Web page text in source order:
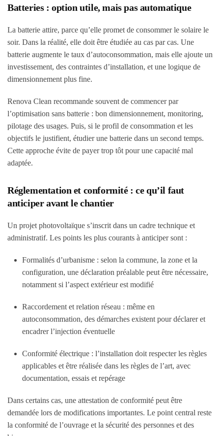
Batteries : option utile, mais pas automatique
La batterie attire, parce qu’elle promet de consommer le solaire le
soir. Dans la réalité, elle doit être étudiée au cas par cas. Une
batterie augmente le taux d’autoconsommation, mais elle ajoute un
investissement, des contraintes d’installation, et une logique de
dimensionnement plus fine.
Renova Clean recommande souvent de commencer par
l’optimisation sans batterie : bon dimensionnement, monitoring,
pilotage des usages. Puis, si le profil de consommation et les
objectifs le justifient, étudier une batterie dans un second temps.
Cette approche évite de payer trop tôt pour une capacité mal
adaptée.
Réglementation et conformité : ce qu’il faut
anticiper avant le chantier
Un projet photovoltaïque s’inscrit dans un cadre technique et
administratif. Les points les plus courants à anticiper sont :
Formalités d’urbanisme : selon la commune, la zone et la
configuration, une déclaration préalable peut être nécessaire,
notamment si l’aspect extérieur est modifié
Raccordement et relation réseau : même en
autoconsommation, des démarches existent pour déclarer et
encadrer l’injection éventuelle
Conformité électrique : l’installation doit respecter les règles
applicables et être réalisée dans les règles de l’art, avec
documentation, essais et repérage
Dans certains cas, une attestation de conformité peut être
demandée lors de modifications importantes. Le point central reste
la conformité de l’ouvrage et la sécurité des personnes et des